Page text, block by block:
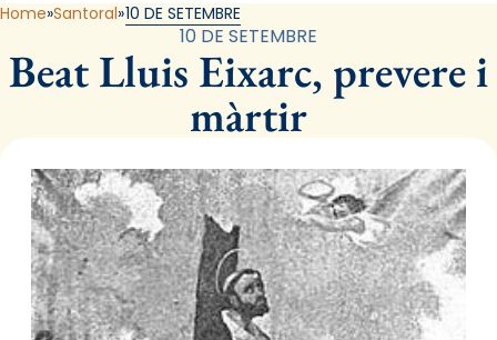
Home Santoral 10 DE SETEMBRE
10 DE SETEMBRE
Beat Lluis Eixarc, prevere i
màrtir